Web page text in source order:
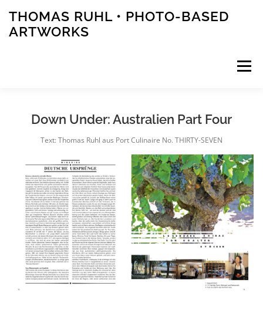
Inhalt
springen
THOMAS RUHL • PHOTO-BASED
ARTWORKS
Menü
EVENTS ABOUT CONTACT
PRESS
Down Under: Australien Part Four
Text: Thomas Ruhl aus Port Culinaire No. THIRTY-SEVEN